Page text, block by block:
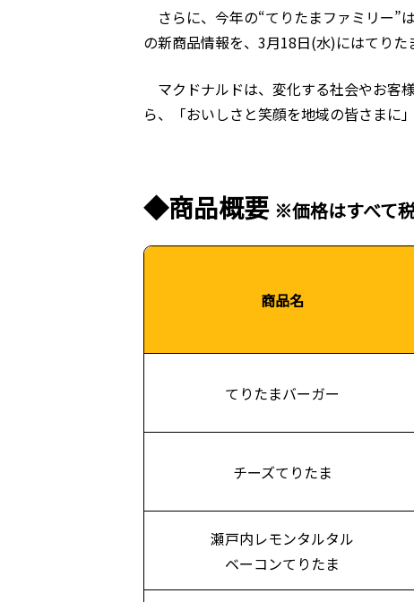
さらに、今年の“てりたまファミリー”
の新商品情報を、3月18日(水)にはてりた
マクドナルドは、変化する社会やお客
ら、「おいしさと笑顔を地域の皆さまに
◆商品概要 ※価格はすべて税
商品名
てりたまバーガー
チーズてりたま
瀬戸内レモンタルタル
ベーコンてりたま